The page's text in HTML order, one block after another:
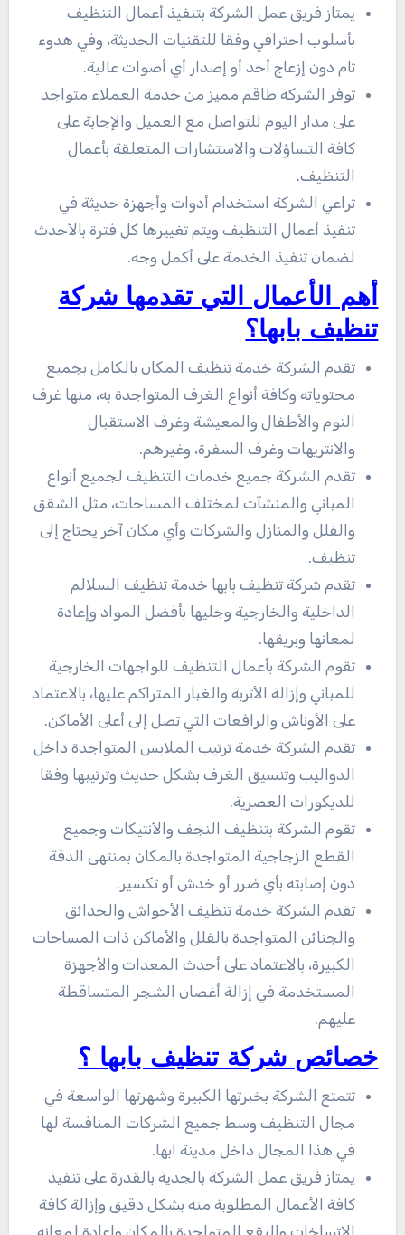
يمتاز فريق عمل الشركة بتنفيذ أعمال التنظيف
بأسلوب احترافي وفقا للتقنيات الحديثة، وفي هدوء
تام دون إزعاج أحد أو إصدار أي أصوات عالية.
توفر الشركة طاقم مميز من خدمة العملاء متواجد
على مدار اليوم للتواصل مع العميل والإجابة على
كافة التساؤلات والاستشارات المتعلقة بأعمال
التنظيف.
تراعي الشركة استخدام أدوات وأجهزة حديثة في
تنفيذ أعمال التنظيف ويتم تغييرها كل فترة بالأحدث
لضمان تنفيذ الخدمة على أكمل وجه.
أهم الأعمال التي تقدمها شركة
تنظيف بابها؟
تقدم الشركة خدمة تنظيف المكان بالكامل بجميع
محتوياته وكافة أنواع الغرف المتواجدة به، منها غرف
النوم والأطفال والمعيشة وغرف الاستقبال
والانتريهات وغرف السفرة، وغيرهم.
تقدم الشركة جميع خدمات التنظيف لجميع أنواع
المباني والمنشآت لمختلف المساحات، مثل الشقق
والفلل والمنازل والشركات وأي مكان آخر يحتاج إلى
تنظيف.
تقدم شركة تنظيف بابها خدمة تنظيف السلالم
الداخلية والخارجية وجليها بأفضل المواد وإعادة
لمعانها وبريقها.
تقوم الشركة بأعمال التنظيف للواجهات الخارجية
للمباني وإزالة الأتربة والغبار المتراكم عليها، بالاعتماد
على الأوناش والرافعات التي تصل إلى أعلى الأماكن.
تقدم الشركة خدمة ترتيب الملابس المتواجدة داخل
الدواليب وتنسيق الغرف بشكل حديث وترتيبها وفقا
للديكورات العصرية.
تقوم الشركة بتنظيف النجف والأنتيكات وجميع
القطع الزجاجية المتواجدة بالمكان بمنتهى الدقة
دون إصابته بأي ضرر أو خدش أو تكسير.
تقدم الشركة خدمة تنظيف الأحواش والحدائق
والجنائن المتواجدة بالفلل والأماكن ذات المساحات
الكبيرة، بالاعتماد على أحدث المعدات والأجهزة
المستخدمة في إزالة أغصان الشجر المتساقطة
عليهم.
خصائص شركة تنظيف بابها ؟
تتمتع الشركة بخبرتها الكبيرة وشهرتها الواسعة في
مجال التنظيف وسط جميع الشركات المنافسة لها
في هذا المجال داخل مدينة ابها.
يمتاز فريق عمل الشركة بالجدية بالقدرة على تنفيذ
كافة الأعمال المطلوبة منه بشكل دقيق وإزالة كافة
الاتساخات والبقع المتواجدة بالمكان وإعادة لمعانه